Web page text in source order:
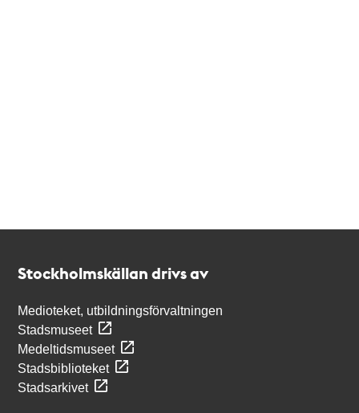
Stockholmskällan drivs av
Medioteket, utbildningsförvaltningen
Stadsmuseet
Medeltidsmuseet
Stadsbiblioteket
Stadsarkivet